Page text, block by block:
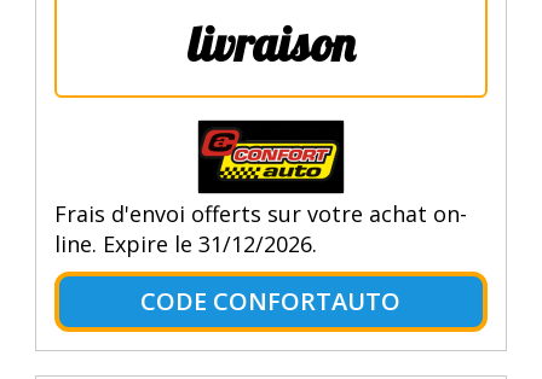
livraison
Frais d'envoi offerts sur votre achat on-
line. Expire le 31/12/2026.
CODE CONFORTAUTO